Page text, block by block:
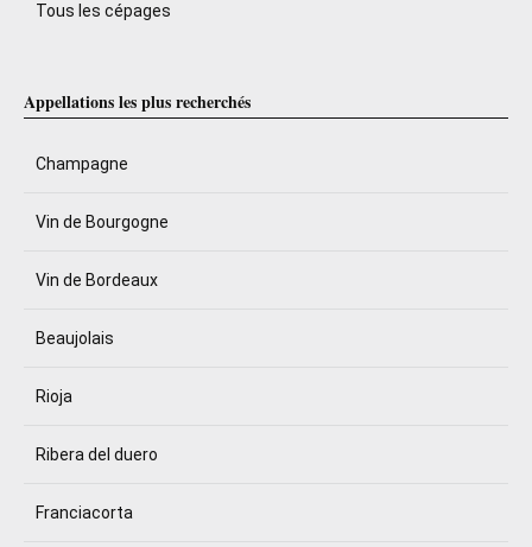
Tous les cépages
Appellations les plus recherchés
Champagne
Vin de Bourgogne
Vin de Bordeaux
Beaujolais
Rioja
Ribera del duero
Franciacorta